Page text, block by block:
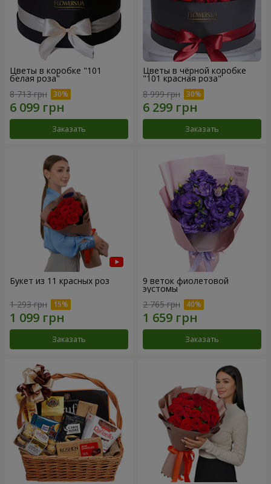
Цветы в коробке "101
белая роза"
8 713 грн
Заказать
Цветы в чёрной коробке
"101 красная роза"
8 999 грн
Заказать
Букет из 11 красных роз
1 293 грн
Заказать
9 веток фиолетовой
эустомы
2 765 грн
Заказать